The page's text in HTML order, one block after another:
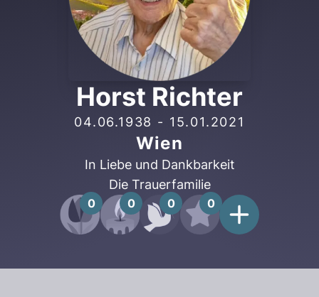
Horst Richter
04.06.1938 - 15.01.2021
Wien
In Liebe und Dankbarkeit
Die Trauerfamilie
0 0 0 0